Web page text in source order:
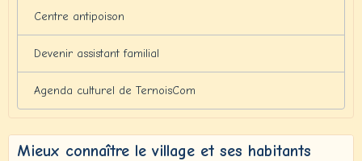
Centre antipoison
Devenir assistant familial
Agenda culturel de TernoisCom
Mieux connaître le village et ses habitants